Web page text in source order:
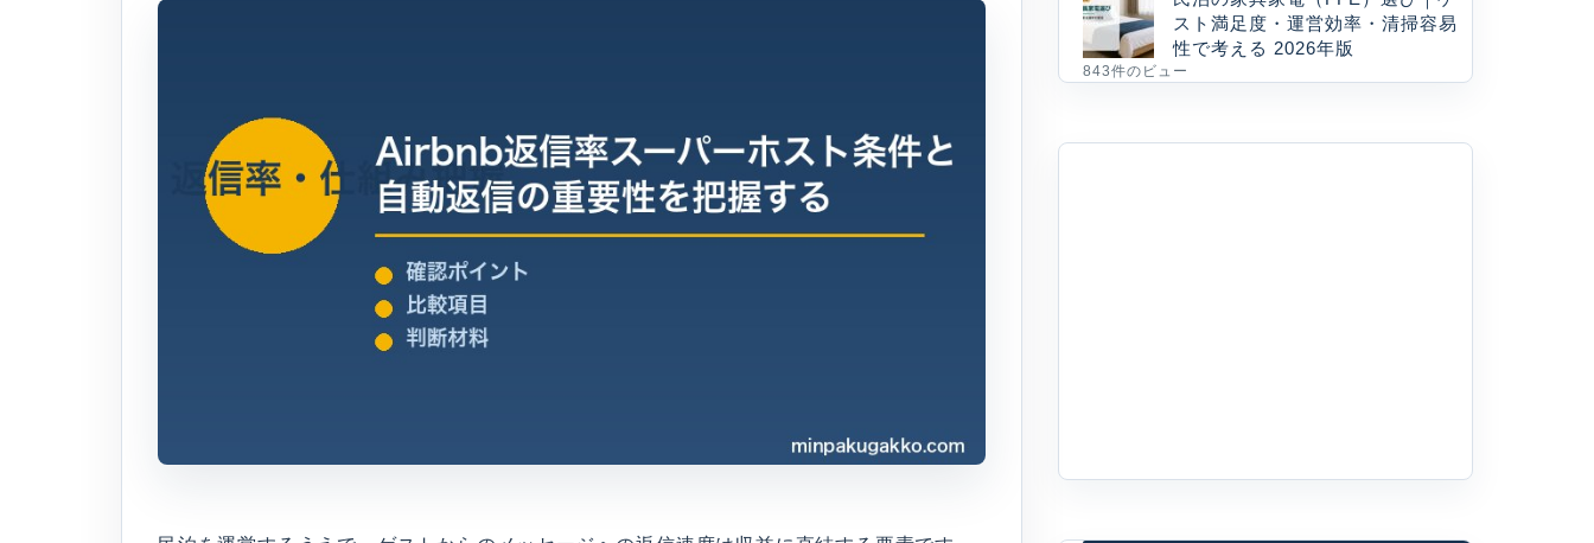
スト満足度・運営効率・清掃容易
性で考える 2026年版
843件のビュー